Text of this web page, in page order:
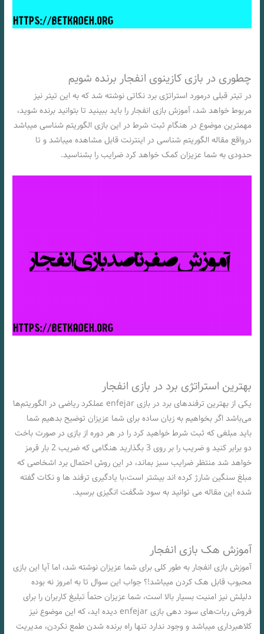
چطوری در بازی کازینوی انفجار برنده شویم
در تیتر قبلی درمورد استراتژی برد نکاتی نوشته شد که به این تیتر نیز
مربوط خواهد شد، آموزش بازی انفجار را باید ببینید تا بتوانید برنده شوید،
مهمترین موضوع در هنگام ثبت شرط در این بازی الگوریتم شناسی میباشد
درواقع مقاله الگوریتم شناسی‌ در اینترنت قابل مشاهده میباشد و تا
حدودی به شما عزیزان کمک خواهد کرد ضرایب را بشناسید.
بهترین استراتژی برد در بازی انفجار
یکی از بهترین ترفندهای برد در بازی enfejar عملکرد ریاضی در الگوریتم‌ها
می‌باشد اگر بخواهیم به زبان ساده برای شما عزیزان توضیح بدهیم شما
باید مبلغی که ثبت شرط خواهید کرد را در هر دوره از بازی در صورت باخت
دو برابر کنید و ضریب را بر روی 3 بگذارید هنگامی که ضریب 2 بار قرمز
خواهد شد منتظر ضرایب سبز بماند، در این روش احتمال برد اشخاصی که
مبلغ سنگین شارژ کرده اند بیشتر است،با یادگیری ترفند ها و نکات گفته
شده این مقاله می توانید به سود شگفت انگیزی برسید.
آموزش هک بازی انفجار
آموزش بازی انفجار به طور کلی برای شما عزیزان نوشته شد، اما آیا این بازی
محبوب قابل هک کردن میباشد!؟ جواب این سوال تا به امروز نه بوده
دلیلش نیز امنیت بسیار بالا است، شما عزیزان حتماً تبلیغ کاربران را برای
فروش ربات‌های سود دهی بازی enfejar دیده اید، که این موضوع نیز
کلاهبرداری میباشد و وجود ندارد تنها راه برنده شدن طمع نکردن، مديريت